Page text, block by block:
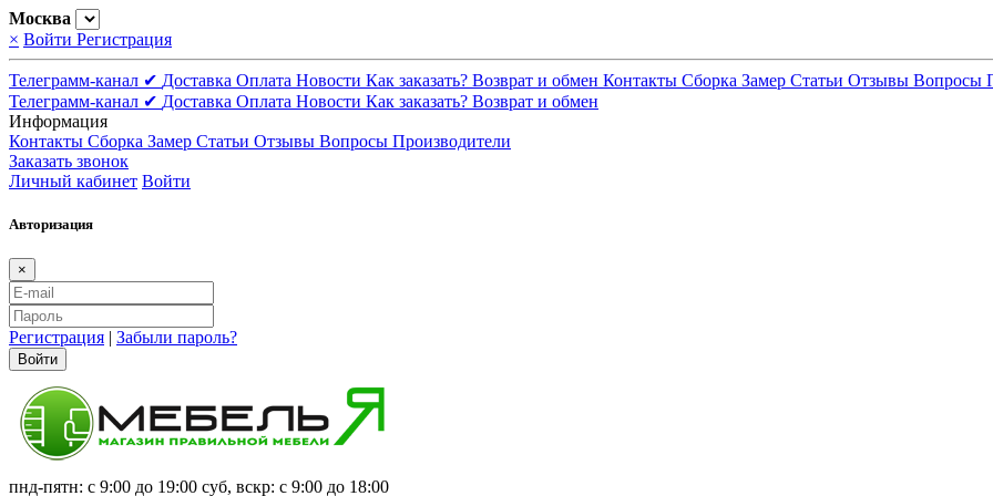
Москва
× Войти Регистрация
Телеграмм-канал ✔ Доставка Оплата Новости Как заказать? Возврат и обмен Контакты Сборка Замер Статьи Отзывы Вопросы
Телеграмм-канал ✔ Доставка Оплата Новости Как заказать? Возврат и обмен
Информация
Контакты Сборка Замер Статьи Отзывы Вопросы Производители
Заказать звонок
Личный кабинет Войти
Авторизация
×
Регистрация | Забыли пароль?
Войти
пнд-пятн: с 9:00 до 19:00 суб, вскр: с 9:00 до 18:00